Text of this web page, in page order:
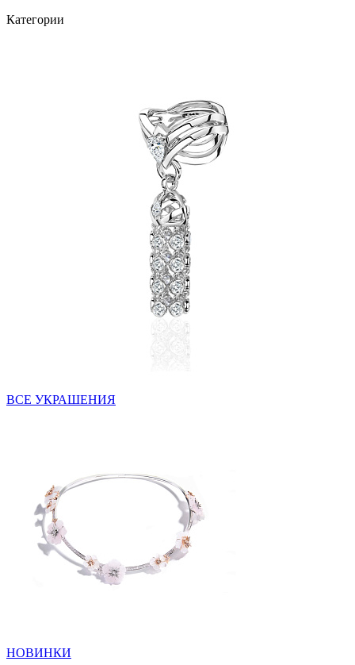
Категории
ВСЕ УКРАШЕНИЯ
НОВИНКИ